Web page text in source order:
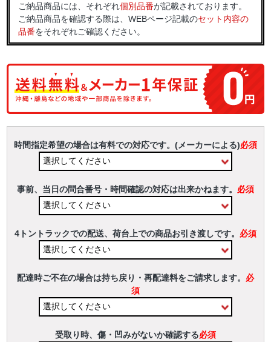
ご納品商品には、それぞれ個別品番が記載されております。
ご納品商品を確認する際は、WEBページ記載のセット内容の
品番をそれぞれご確認ください。
時間指定希望の場合は有料での対応です。(メーカーによる)必須
事前、当日の問合番号・時間確認の対応は出来かねます。 必須
4トントラックでの配送、荷台上での商品お引き渡しです。 必須
配達時ご不在の場合は持ち戻り・再配達料をご請求します。 必
須
受取り時、傷・凹みがないか確認する必須